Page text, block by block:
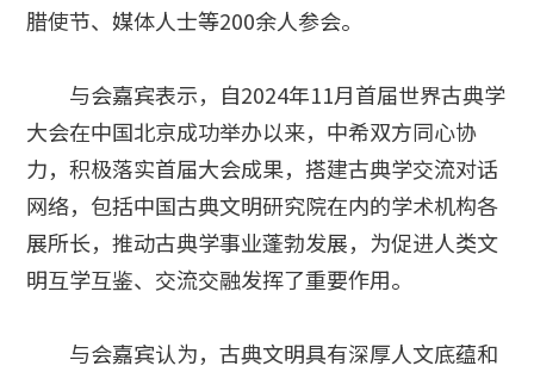
腊使节、媒体人士等200余人参会。
与会嘉宾表示，自2024年11月首届世界古典学
大会在中国北京成功举办以来，中希双方同心协
力，积极落实首届大会成果，搭建古典学交流对话
网络，包括中国古典文明研究院在内的学术机构各
展所长，推动古典学事业蓬勃发展，为促进人类文
明互学互鉴、交流交融发挥了重要作用。
与会嘉宾认为，古典文明具有深厚人文底蕴和